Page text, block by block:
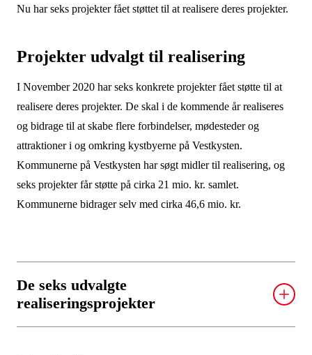
Nu har seks projekter fået støttet til at realisere deres projekter.
Projekter udvalgt til realisering
I November 2020 har seks konkrete projekter fået støtte til at
realisere deres projekter. De skal i de kommende år realiseres
og bidrage til at skabe flere forbindelser, mødesteder og
attraktioner i og omkring kystbyerne på Vestkysten.
Kommunerne på Vestkysten har søgt midler til realisering, og
seks projekter får støtte på cirka 21 mio. kr. samlet.
Kommunerne bidrager selv med cirka 46,6 mio. kr.
De seks udvalgte
realiseringsprojekter